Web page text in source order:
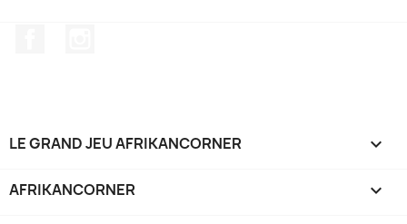
LE GRAND JEU AFRIKANCORNER 
AFRIKANCORNER 